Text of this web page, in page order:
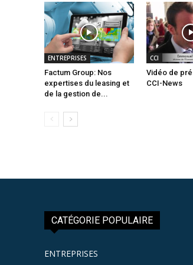
ENTREPRISES
Factum Group: Nos
expertises du leasing et
de la gestion de...
CCI
Vidéo de
CCI-News
CATÉGORIE POPULAIRE
ENTREPRISES